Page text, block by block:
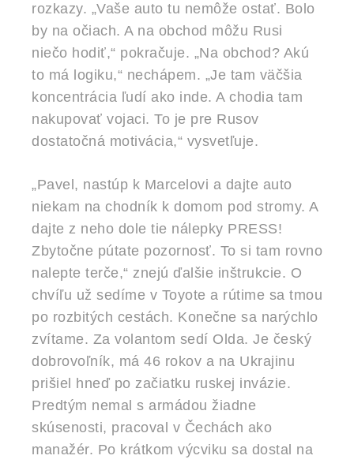
rozkazy. „Vaše auto tu nemôže ostať. Bolo
by na očiach. A na obchod môžu Rusi
niečo hodiť,“ pokračuje. „Na obchod? Akú
to má logiku,“ nechápem. „Je tam väčšia
koncentrácia ľudí ako inde. A chodia tam
nakupovať vojaci. To je pre Rusov
dostatočná motivácia,“ vysvetľuje.
„Pavel, nastúp k Marcelovi a dajte auto
niekam na chodník k domom pod stromy. A
dajte z neho dole tie nálepky PRESS!
Zbytočne pútate pozornosť. To si tam rovno
nalepte terče,“ znejú ďalšie inštrukcie. O
chvíľu už sedíme v Toyote a rútime sa tmou
po rozbitých cestách. Konečne sa narýchlo
zvítame. Za volantom sedí Olda. Je český
dobrovoľník, má 46 rokov a na Ukrajinu
prišiel hneď po začiatku ruskej invázie.
Predtým nemal s armádou žiadne
skúsenosti, pracoval v Čechách ako
manažér. Po krátkom výcviku sa dostal na